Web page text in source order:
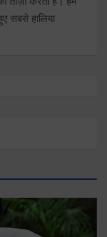
सबसे हालिया